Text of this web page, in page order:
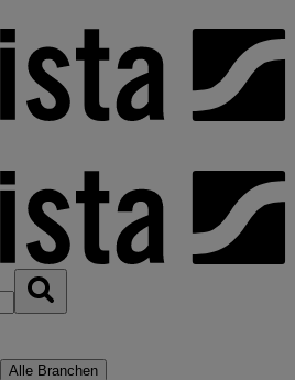
Alle Branchen